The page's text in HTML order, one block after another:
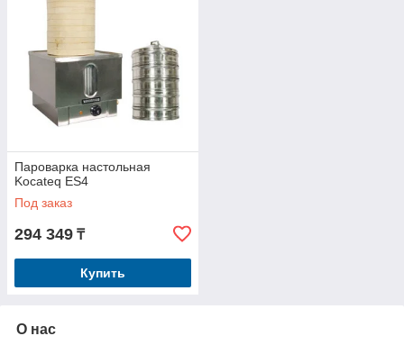
Пароварка настольная
Kocateq ES4
Под заказ
294 349 ₸
Купить
О нас